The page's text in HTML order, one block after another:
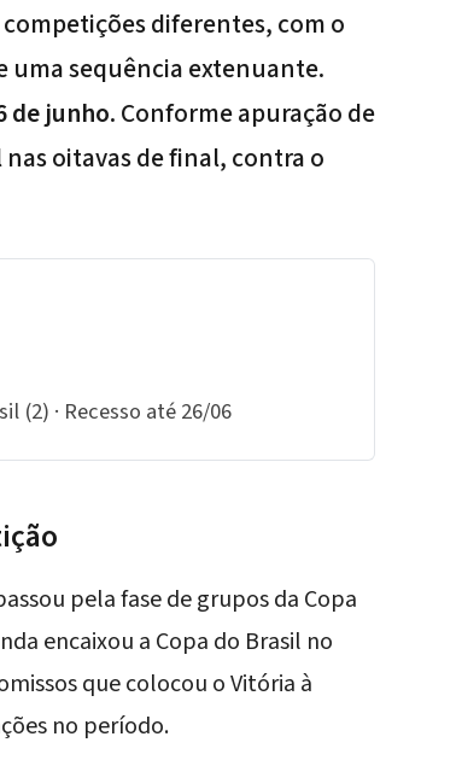
diferentes, com o
uma sequência extenuante.
de junho. Conforme apuração de
nas oitavas de final, contra o
(2) · Recesso até 26/06
pela fase de grupos da Copa
encaixou a Copa do Brasil no
que colocou o Vitória à
no período.